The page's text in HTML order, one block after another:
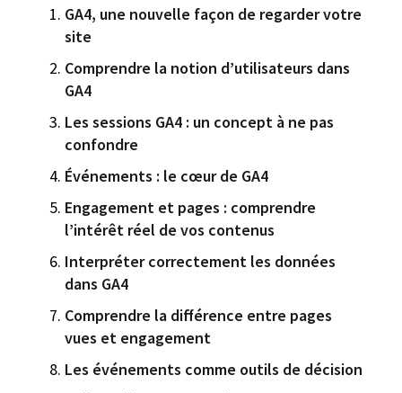
GA4, une nouvelle façon de regarder votre
site
Comprendre la notion d’utilisateurs dans
GA4
Les sessions GA4 : un concept à ne pas
confondre
Événements : le cœur de GA4
Engagement et pages : comprendre
l’intérêt réel de vos contenus
Interpréter correctement les données
dans GA4
Comprendre la différence entre pages
vues et engagement
Les événements comme outils de décision